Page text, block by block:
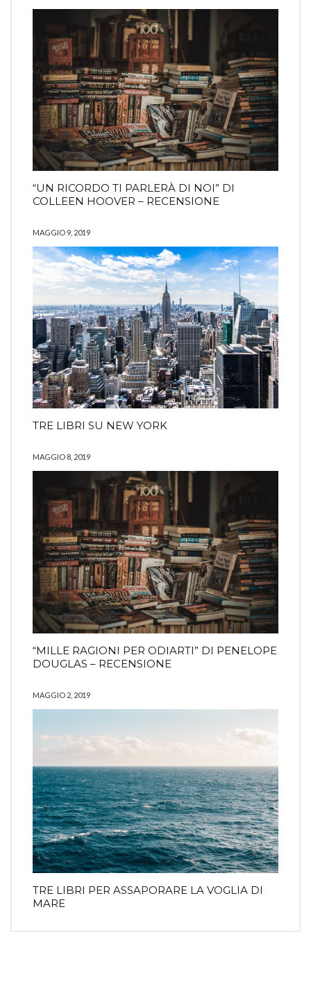
“UN RICORDO TI PARLERÀ DI NOI” DI
COLLEEN HOOVER – RECENSIONE
MAGGIO 9, 2019
TRE LIBRI SU NEW YORK
MAGGIO 8, 2019
“MILLE RAGIONI PER ODIARTI” DI PENELOPE
DOUGLAS – RECENSIONE
MAGGIO 2, 2019
TRE LIBRI PER ASSAPORARE LA VOGLIA DI
MARE